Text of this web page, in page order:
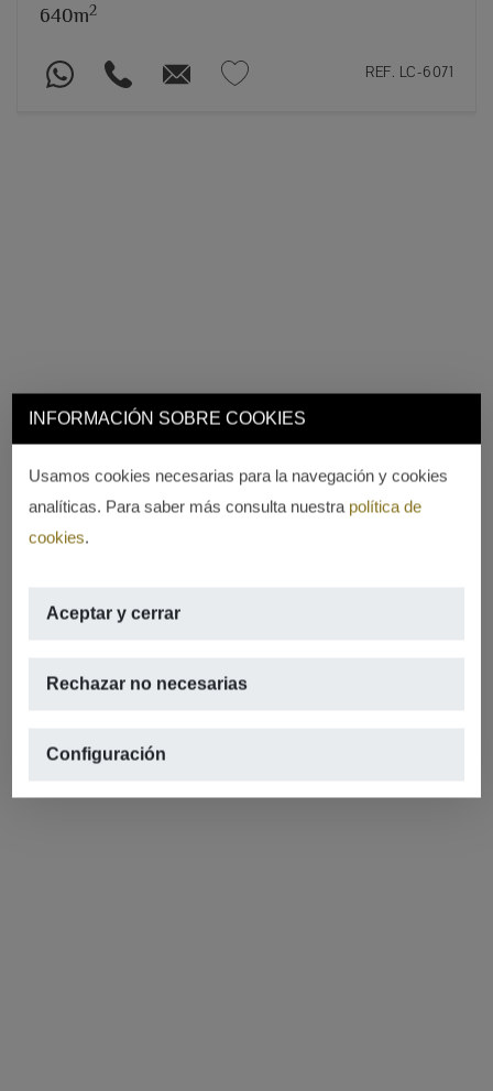
INFORMACIÓN SOBRE COOKIES
Usamos cookies necesarias para la navegación y cookies
analíticas. Para saber más consulta nuestra política de
cookies.
Aceptar y cerrar
Rechazar no necesarias
Configuración
640m2
REF. LC-6071